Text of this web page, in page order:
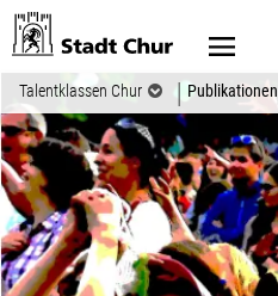
Kopfzeile
Talentklassen Chur Publikationen